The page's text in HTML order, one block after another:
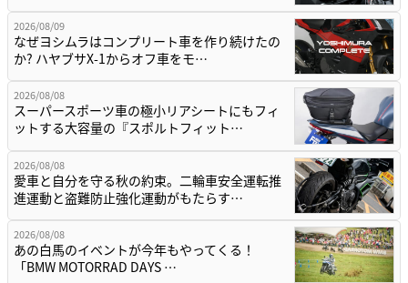
2026/08/09
なぜヨシムラはコンプリート車を作り続けたの
か? ハヤブサX-1からオフ車をモ…
2026/08/08
スーパースポーツ車の極小リアシートにもフィ
ットする大容量の『スポルトフィット…
2026/08/08
愛車と自分を守る秋の約束。二輪車安全運転推
進運動と盗難防止強化運動がもたらす…
2026/08/08
あの白馬のイベントが今年もやってくる！
「BMW MOTORRAD DAYS …